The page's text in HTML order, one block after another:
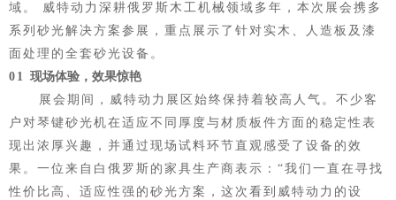
域。
威特动力深耕俄罗斯木工机械领域多年，本次展会携多
系列砂光解决方案参展，重点展示了针对实木、人造板及漆
面处理的全套砂光设备。
0 1 现场体验，效果惊艳
展会期间，威特动力展区始终保持着较高人气。不少客
户对琴键砂光机在适应不同厚度与材质板件方面的稳定性表
现出浓厚兴趣，并通过现场试料环节直观感受了设备的效
果。一位来自白俄罗斯的家具生产商表示： “我们一直在寻找
性价比高、适应性强的砂光方案，这次看到威特动力的设